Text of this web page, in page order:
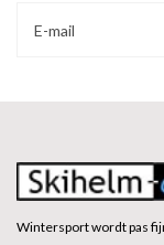
Wintersport wordt pas